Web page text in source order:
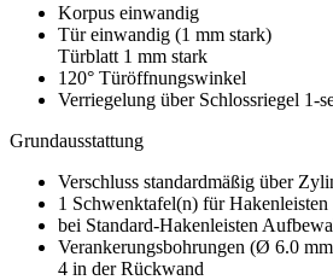
Korpus einwandig
Tür einwandig (1 mm stark)
Türblatt 1 mm stark
120° Türöffnungswinkel
Verriegelung über Schlossriegel 1-
Grundausstattung
Verschluss standardmäßig über
1 Schwenktafel(n) für Hakenleisten
bei Standard-Hakenleisten
Verankerungsbohrungen (Ø 6.0
4 in der Rückwand